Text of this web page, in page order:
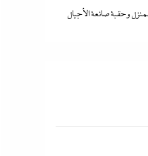
وحقبة صانعة الأجيال